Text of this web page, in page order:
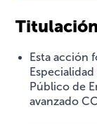
Esta acción
Público de
avanzado